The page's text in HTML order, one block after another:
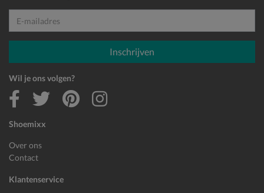
Shoemixx
Over ons
Contact
Klantenservice
E-mailadres
Inschrijven
Wil je ons volgen?